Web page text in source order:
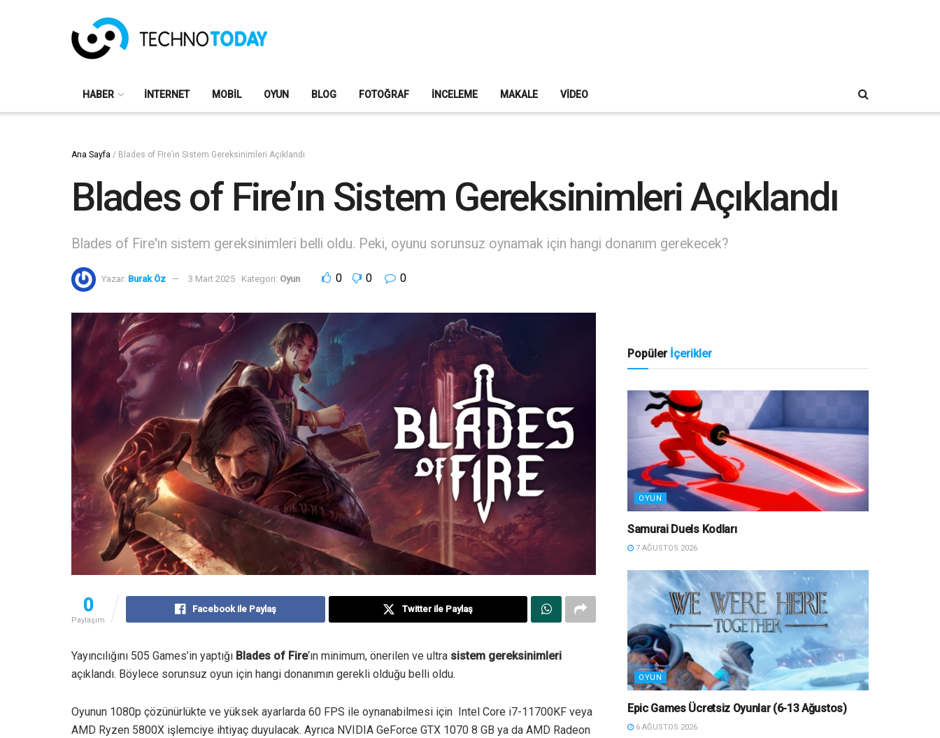
HABER İNTERNET MOBIL OYUN BLOG FOTOĞRAF İNCELEME MAKALE VIDEO
Ana Sayfa / Blades of Fire’ın Sistem Gereksinimleri Açıklandı
Blades of Fire’ın Sistem Gereksinimleri Açıklandı
Blades of Fire'ın sistem gereksinimleri belli oldu. Peki, oyunu sorunsuz oynamak için hangi donanım gerekecek?
Yazar: Burak Öz 3 Mart 2025 Kategori: Oyun 0 0 0
0
Paylaşım
Facebook ile Paylaş Twitter ile Paylaş
Yayıncılığını 505 Games’in yaptığı Blades of Fire‘ın minimum, önerilen ve ultra sistem gereksinimleri
açıklandı. Böylece sorunsuz oyun için hangi donanımın gerekli olduğu belli oldu.
Oyunun 1080p çözünürlükte ve yüksek ayarlarda 60 FPS ile oynanabilmesi için Intel Core i7-11700KF veya
AMD Ryzen 5800X işlemciye ihtiyaç duyulacak. Ayrıca NVIDIA GeForce GTX 1070 8 GB ya da AMD Radeon
Popüler İçerikler
OYUN
Samurai Duels Kodları
7 AĞUSTOS 2026
OYUN
Epic Games Ücretsiz Oyunlar (6-13 Ağustos)
6 AĞUSTOS 2026